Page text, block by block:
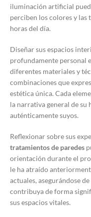
iluminación artificial
perciben los colores y las
horas del día.
Diseñar sus espacios
profundamente personal
diferentes materiales y
combinaciones que
estética única. Cada
la narrativa general de su
auténticamente suyos.
Reflexionar sobre sus
tratamientos de paredes
orientación durante el
le ha atraído
actuales, asegurándose
contribuya de forma
sus espacios vitales.